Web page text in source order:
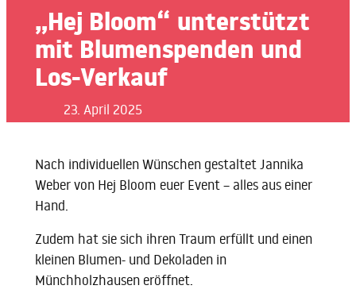
„Hej Bloom“ unterstützt
mit Blumenspenden und
Los-Verkauf
23. April 2025
Nach individuellen Wünschen gestaltet Jannika
Weber von Hej Bloom euer Event – alles aus einer
Hand.
Zudem hat sie sich ihren Traum erfüllt und einen
kleinen Blumen- und Dekoladen in
Münchholzhausen eröffnet.